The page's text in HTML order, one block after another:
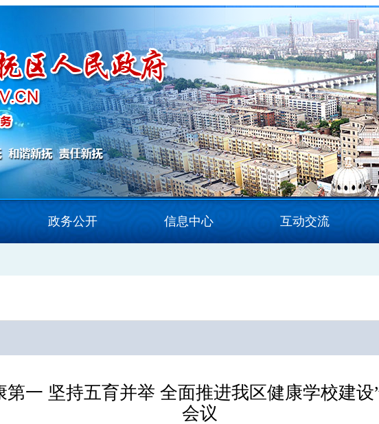
政务公开 信息中心 互动交流
第一 坚持五育并举 全面推进我区健康学校建
会议